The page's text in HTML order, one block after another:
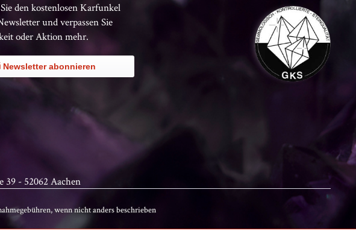
den kostenlosen Karfunkel
und verpassen Sie
oder Aktion mehr.
Newsletter abonnieren
39 - 52062 Aachen
wenn nicht anders beschrieben